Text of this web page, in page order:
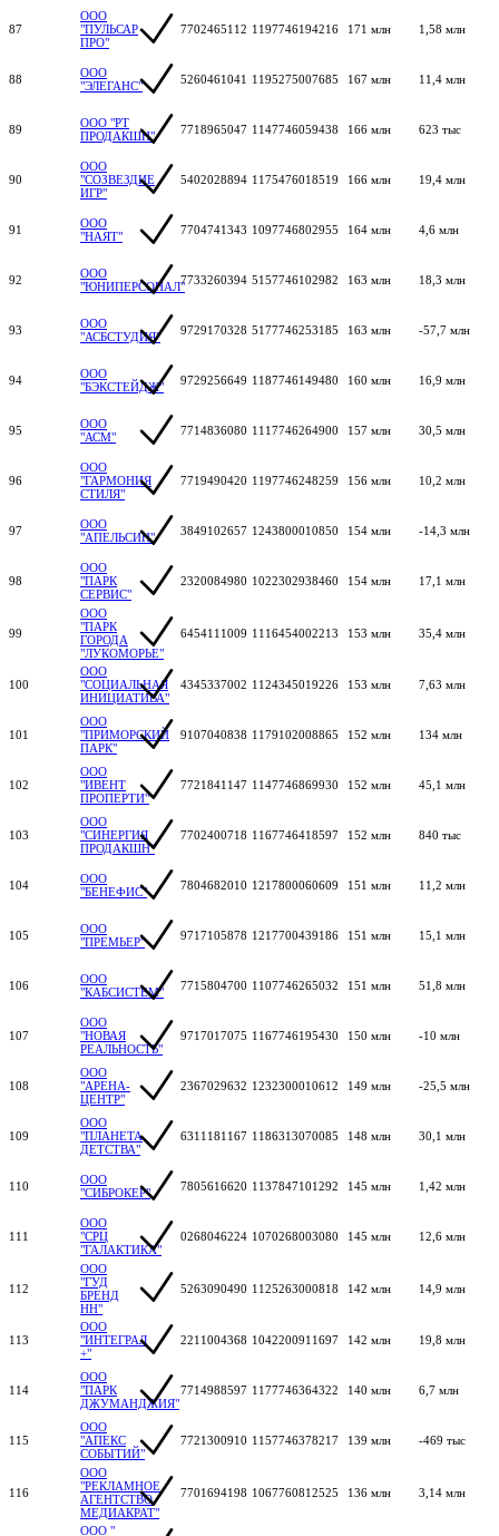
87
ООО
"ПУЛЬСАР
ПРО"
7702465112 1197746194216 171 млн 1,58 млн
88
ООО
"ЭЛЕГАНС"
5260461041 1195275007685 167 млн 11,4 млн
89
ООО "РТ
ПРОДАКШН"
7718965047 1147746059438 166 млн 623 тыс
90
ООО
"СОЗВЕЗДИЕ
ИГР"
5402028894 1175476018519 166 млн 19,4 млн
91
ООО
"НАЯТ"
7704741343 1097746802955 164 млн 4,6 млн
92
ООО
"ЮНИПЕРСОНАЛ"7733260394 5157746102982 163 млн 18,3 млн
93
ООО
"АСБСТУДИЯ"
9729170328 5177746253185 163 млн -57,7 млн
94
ООО
"БЭКСТЕЙДЖ"
9729256649 1187746149480 160 млн 16,9 млн
95
ООО
"АСМ"
7714836080 1117746264900 157 млн 30,5 млн
96
ООО
"ГАРМОНИЯ
СТИЛЯ"
7719490420 1197746248259 156 млн 10,2 млн
97
ООО
"АПЕЛЬСИН"
3849102657 1243800010850 154 млн -14,3 млн
98
ООО
"ПАРК
СЕРВИС"
2320084980 1022302938460 154 млн 17,1 млн
99
ООО
"ПАРК
ГОРОДА
"ЛУКОМОРЬЕ"
6454111009 1116454002213 153 млн 35,4 млн
100
ООО
"СОЦИАЛЬНАЯ
ИНИЦИАТИВА"
4345337002 1124345019226 153 млн 7,63 млн
101
ООО
"ПРИМОРСКИЙ
ПАРК"
9107040838 1179102008865 152 млн 134 млн
102
ООО
"ИВЕНТ
ПРОПЕРТИ"
7721841147 1147746869930 152 млн 45,1 млн
103
ООО
"СИНЕРГИЯ
ПРОДАКШН"
7702400718 1167746418597 152 млн 840 тыс
104
ООО
"БЕНЕФИС"
7804682010 1217800060609 151 млн 11,2 млн
105
ООО
"ПРЕМЬЕР"
9717105878 1217700439186 151 млн 15,1 млн
106
ООО
"КАБСИСТЕМ"
7715804700 1107746265032 151 млн 51,8 млн
107
ООО
"НОВАЯ
РЕАЛЬНОСТЬ"
9717017075 1167746195430 150 млн -10 млн
108
ООО
"АРЕНА-
ЦЕНТР"
2367029632 1232300010612 149 млн -25,5 млн
109
ООО
"ПЛАНЕТА
ДЕТСТВА"
6311181167 1186313070085 148 млн 30,1 млн
110
ООО
"СИБРОКЕР"
7805616620 1137847101292 145 млн 1,42 млн
111
ООО
"СРЦ
"ГАЛАКТИКА"
0268046224 1070268003080 145 млн 12,6 млн
112
ООО
"ГУД
БРЕНД
НН"
5263090490 1125263000818 142 млн 14,9 млн
113
ООО
"ИНТЕГРАЛ
+"
2211004368 1042200911697 142 млн 19,8 млн
114
ООО
"ПАРК
ДЖУМАНДЖИЯ"
7714988597 1177746364322 140 млн 6,7 млн
115
ООО
"АПЕКС
СОБЫТИЙ"
7721300910 1157746378217 139 млн -469 тыс
116
ООО
"РЕКЛАМНОЕ
АГЕНТСТВО
МЕДИАКРАТ"
7701694198 1067760812525 136 млн 3,14 млн
ООО "